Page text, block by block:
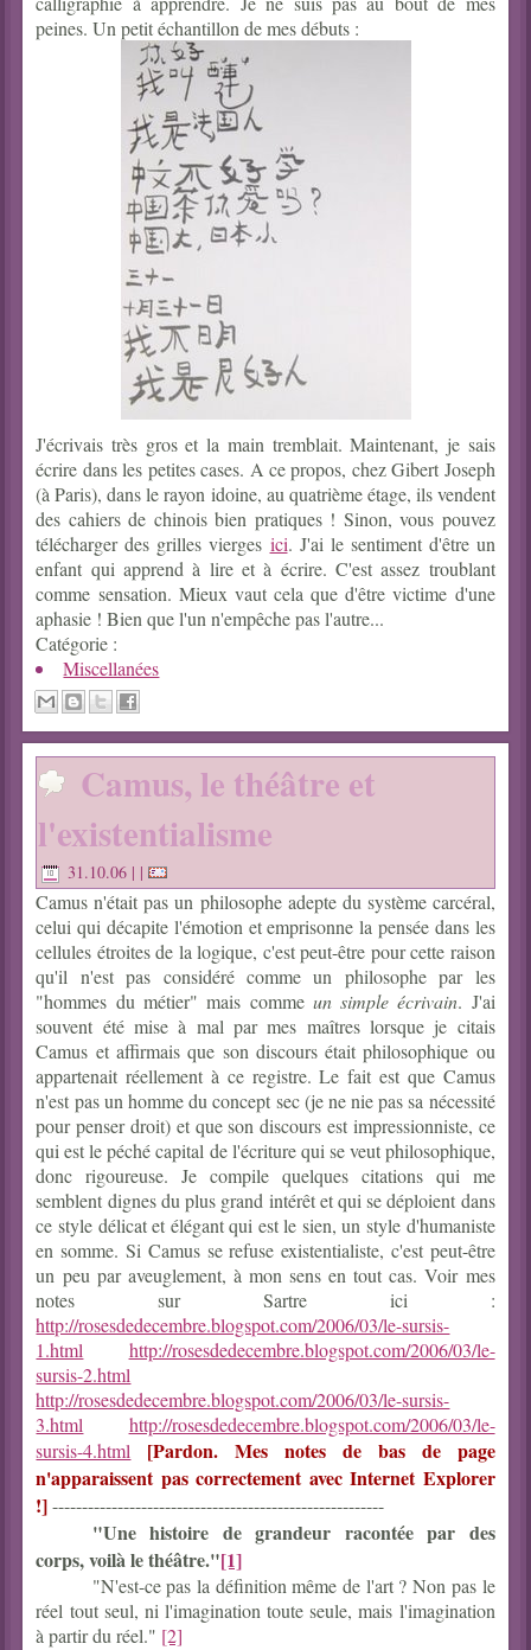
peines. Un petit échantillon de mes débuts :
J'écrivais très gros et la main tremblait. Maintenant, je sais
écrire dans les petites cases. A ce propos, chez Gibert Joseph
(à Paris), dans le rayon idoine, au quatrième étage, ils vendent
des cahiers de chinois bien pratiques ! Sinon, vous pouvez
télécharger des grilles vierges ici. J'ai le sentiment d'être un
enfant qui apprend à lire et à écrire. C'est assez troublant
comme sensation. Mieux vaut cela que d'être victime d'une
aphasie ! Bien que l'un n'empêche pas l'autre...
Catégorie :
Miscellanées
Camus, le théâtre et
l'existentialisme
31.10.06 | |
Camus n'était pas un philosophe adepte du système carcéral,
celui qui décapite l'émotion et emprisonne la pensée dans les
cellules étroites de la logique, c'est peut-être pour cette raison
qu'il n'est pas considéré comme un philosophe par les
"hommes du métier" mais comme un simple écrivain. J'ai
souvent été mise à mal par mes maîtres lorsque je citais
Camus et affirmais que son discours était philosophique ou
appartenait réellement à ce registre. Le fait est que Camus
n'est pas un homme du concept sec (je ne nie pas sa nécessité
pour penser droit) et que son discours est impressionniste, ce
qui est le péché capital de l'écriture qui se veut philosophique,
donc rigoureuse. Je compile quelques citations qui me
semblent dignes du plus grand intérêt et qui se déploient dans
ce style délicat et élégant qui est le sien, un style d'humaniste
en somme. Si Camus se refuse existentialiste, c'est peut-être
un peu par aveuglement, à mon sens en tout cas. Voir mes
notes sur Sartre ici :
http://rosesdedecembre.blogspot.com/2006/03/le-sursis-
1.html
http://rosesdedecembre.blogspot.com/2006/03/le-
sursis-2.html
http://rosesdedecembre.blogspot.com/2006/03/le-sursis-
3.html
http://rosesdedecembre.blogspot.com/2006/03/le-
sursis-4.html
[Pardon. Mes notes de bas de page
n'apparaissent pas correctement avec Internet Explorer
!]--------------------------------------------------------
"Une histoire de grandeur racontée par des
corps, voilà le théâtre."[1]
"N'est-ce pas la définition même de l'art ? Non pas le
réel tout seul, ni l'imagination toute seule, mais l'imagination
à partir du réel." [2]